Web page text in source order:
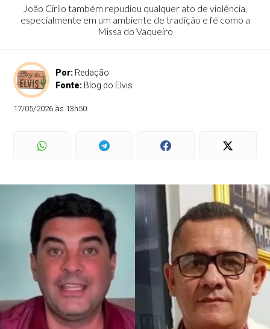
João Cirilo também repudiou qualquer ato de violência,
especialmente em um ambiente de tradição e fé como a
Missa do Vaqueiro
Por: Redação
Fonte: Blog do Elvis
17/05/2026 às 13h50